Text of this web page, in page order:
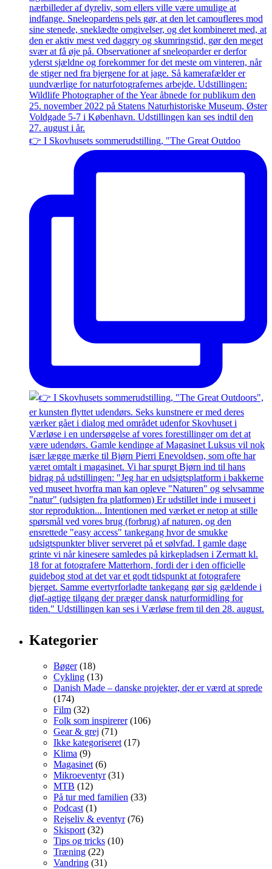
👉 I Skovhusets sommerudstilling, "The Great Outdoo
Kategorier
Bøger(18)
Cykling (13)
Danish Made – danske projekter, der er værd at sprede
(174)
Film (32)
Folk som inspirerer(106)
Gear & grej (71)
Ikke kategoriseret (17)
Klima (9)
Magasinet (6)
Mikroeventyr(31)
MTB (12)
På tur med familien (33)
Podcast (1)
Rejseliv & eventyr(76)
Skisport (32)
Tips og tricks (10)
Træning (22)
Vandring (31)